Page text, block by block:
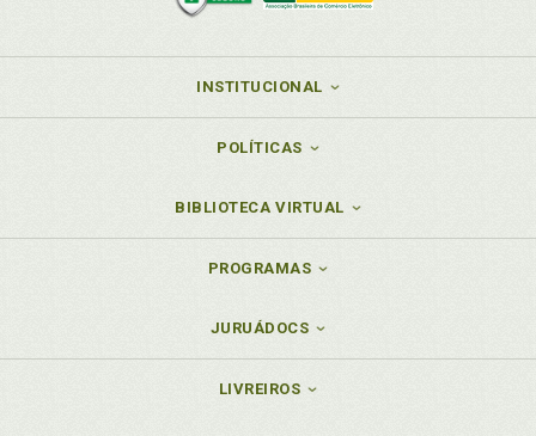
INSTITUCIONAL
POLÍTICAS
BIBLIOTECA VIRTUAL
PROGRAMAS
JURUÁDOCS
LIVREIROS